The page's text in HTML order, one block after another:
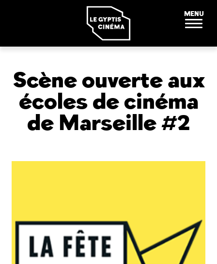
MENU
Scène ouverte aux
écoles de cinéma
de Marseille #2
Panneau de gestion des cookies